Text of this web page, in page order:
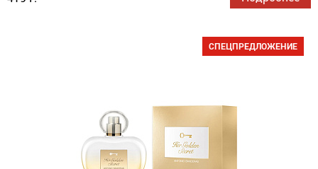
СПЕЦПРЕДЛОЖЕНИЕ